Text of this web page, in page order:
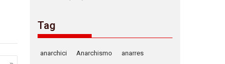
Tag
anarchici Anarchismo anarres